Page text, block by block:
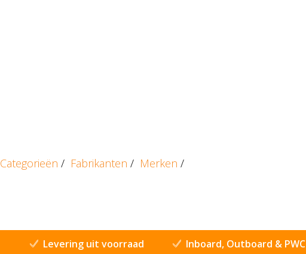
Categorieën / Fabrikanten / Merken /
Levering uit voorraad Inboard, Outboard & PWC